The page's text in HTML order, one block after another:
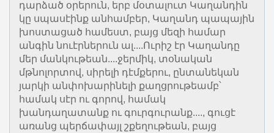
դարձած օրերուն, երբ մօտալուտ Կաղանդին
կը սպասէինք անհամբեր, Կաղանդ պապային
խոստացած համեստ, բայց մեզի համար
անգին նուէրներուն ալ....Ուրիշ էր Կաղանդը
մեր մանկութեան....ջերմիկ, տօնական
մթնոլորտով, սիրելի դէմքերու, ընտանեկան
յարկի անփոխարինելի քաղցրութեամբ՝
համակ սէր ու գորով, համակ
խանդաղատանք ու գուրգուրանք...., գուցէ
առանց պերճափայլ շքեղութեան, բայց